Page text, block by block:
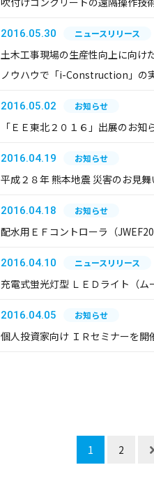
2016.05.30 ニュースリリース
土木工事現場の生産性向上に向
ノウハウで「i-Construction」の
2016.05.02 お知らせ
「ＥＥ東北２０１６」出展のお知
2016.04.19 お知らせ
平成２８年 熊本地震 災害のお見舞
2016.04.18 お知らせ
配水用ＥＦコントローラ（
2016.04.10 ニュースリリース
充電式蛍光灯型 ＬＥＤライト（
2016.04.05 お知らせ
個人投資家向け ＩＲセミナーを開
1 2